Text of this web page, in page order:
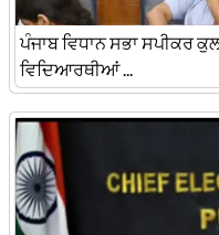
ਪੰਜਾਬ ਵਿਧਾਨ ਸਭਾ ਸਪੀਕਰ
ਵਿਦਿਆਰਥੀਆਂ ...